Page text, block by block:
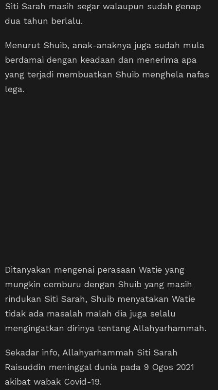
Siti Sarah masih segar walaupun sudah genap
dua tahun berlalu.
Menurut Shuib, anak-anaknya juga sudah mula
berdamai dengan keadaan dan menerima apa
yang terjadi membuatkan Shuib menghela nafas
lega.
Ditanyakan mengenai perasaan Watie yang
mungkin cemburu dengan Shuib yang masih
rindukan Siti Sarah, Shuib menyatakan Watie
tidak ada masalah malah dia juga selalu
mengingatkan dirinya tentang Allahyarhammah.
Sekadar info, Allahyarhammah Siti Sarah
Raisuddin meninggal dunia pada 9 Ogos 2021
akibat wabak Covid-19.